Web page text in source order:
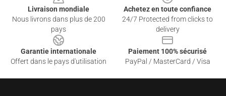
Livraison mondiale
Nous livrons dans plus de 200
pays
Achetez en toute confiance
24/7 Protected from clicks to
delivery
Garantie internationale
Offert dans le pays d'utilisation
Paiement 100% sécurisé
PayPal / MasterCard / Visa